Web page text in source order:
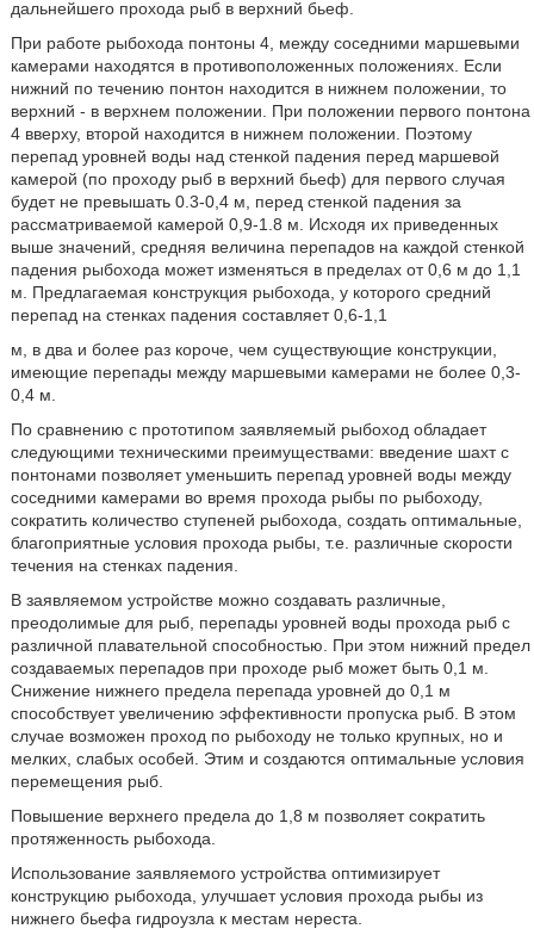
дальнейшего прохода рыб в верхний бьеф.
При работе рыбохода понтоны 4, между соседними маршевыми
камерами находятся в противоположенных положениях. Если
нижний по течению понтон находится в нижнем положении, то
верхний - в верхнем положении. При положении первого понтона
4 вверху, второй находится в нижнем положении. Поэтому
перепад уровней воды над стенкой падения перед маршевой
камерой (по проходу рыб в верхний бьеф) для первого случая
будет не превышать 0.3-0,4 м, перед стенкой падения за
рассматриваемой камерой 0,9-1.8 м. Исходя их приведенных
выше значений, средняя величина перепадов на каждой стенкой
падения рыбохода может изменяться в пределах от 0,6 м до 1,1
м. Предлагаемая конструкция рыбохода, у которого средний
перепад на стенках падения составляет 0,6-1,1
м, в два и более раз короче, чем существующие конструкции,
имеющие перепады между маршевыми камерами не более 0,3-
0,4 м.
По сравнению с прототипом заявляемый рыбоход обладает
следующими техническими преимуществами: введение шахт с
понтонами позволяет уменьшить перепад уровней воды между
соседними камерами во время прохода рыбы по рыбоходу,
сократить количество ступеней рыбохода, создать оптимальные,
благоприятные условия прохода рыбы, т.е. различные скорости
течения на стенках падения.
В заявляемом устройстве можно создавать различные,
преодолимые для рыб, перепады уровней воды прохода рыб с
различной плавательной способностью. При этом нижний предел
создаваемых перепадов при проходе рыб может быть 0,1 м.
Снижение нижнего предела перепада уровней до 0,1 м
способствует увеличению эффективности пропуска рыб. В этом
случае возможен проход по рыбоходу не только крупных, но и
мелких, слабых особей. Этим и создаются оптимальные условия
перемещения рыб.
Повышение верхнего предела до 1,8 м позволяет сократить
протяженность рыбохода.
Использование заявляемого устройства оптимизирует
конструкцию рыбохода, улучшает условия прохода рыбы из
нижнего бьефа гидроузла к местам нереста.